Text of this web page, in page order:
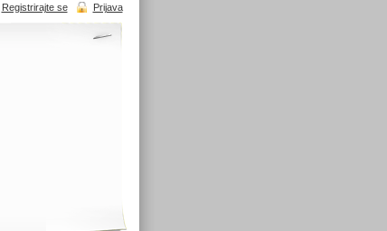
Prijava
Registrirajte se